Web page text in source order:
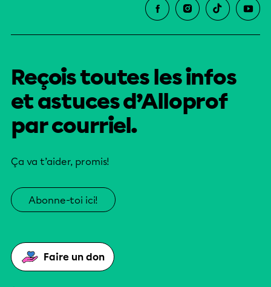
Reçois toutes les infos
et astuces d’Alloprof
par courriel.
Ça va t’aider, promis!
Abonne-toi ici!
Faire un don